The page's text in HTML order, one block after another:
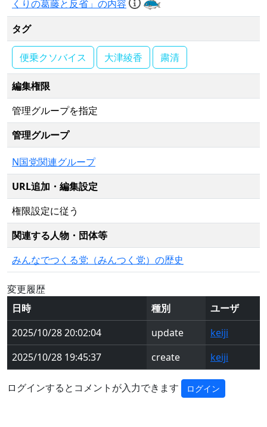
くりの葛藤と反省」の内容
タグ
便乗クソバイス 大津綾香 粛清
編集権限
管理グループを指定
管理グループ
N国党関連グループ
URL追加・編集設定
権限設定に従う
関連する人物・団体等
みんなでつくる党（みんつく党）の歴史
変更履歴
日時
種別
ユーザ
2025/10/28 20:02:04
update
keiji
2025/10/28 19:45:37
create keiji
ログインするとコメントが入力できます ログイン